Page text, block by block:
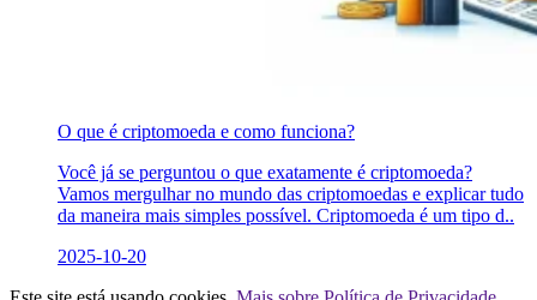
O que é criptomoeda e como funciona?
Você já se perguntou o que exatamente é criptomoeda?
Vamos mergulhar no mundo das criptomoedas e explicar tudo
da maneira mais simples possível. Criptomoeda é um tipo d..
2025-10-20